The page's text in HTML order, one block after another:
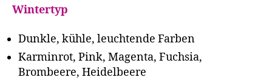
Wintertyp
Dunkle, kühle, leuchtende Farben
Karminrot, Pink, Magenta, Fuchsia,
Brombeere, Heidelbeere